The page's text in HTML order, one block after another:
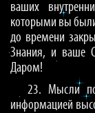
ваших
которыми вы
до времени
Знания, и ваше
Даром!
23. Мысли
информацией